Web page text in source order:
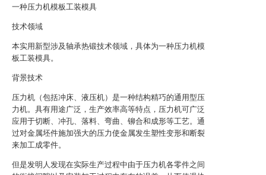
一种压力机模板工装模具
技术领域
本实用新型涉及轴承热锻技术领域，具体为一种压力机模
板工装模具。
背景技术
压力机（包括冲床、液压机）是一种结构精巧的通用型压
力机。具有用途广泛，生产效率高等特点，压力机可广泛
应用于切断、冲孔、落料、弯曲、铆合和成形等工艺。通
过对金属坯件施加强大的压力使金属发生塑性变形和断裂
来加工成零件。
但是发明人发现在实际生产过程中由于压力机各零件之间